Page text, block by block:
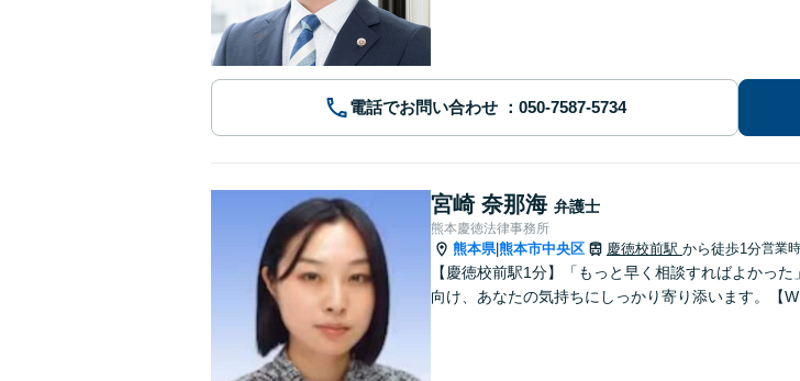
電話でお問い合わせ
宮崎 奈那海 弁護士
熊本慶徳法律事務所
熊本県|熊本市中央区 慶徳校前駅 から徒歩1分営業
【慶徳校前駅1分】「もっと早く相談すればよかっ
向け、あなたの気持ちにしっかり寄り添います。【